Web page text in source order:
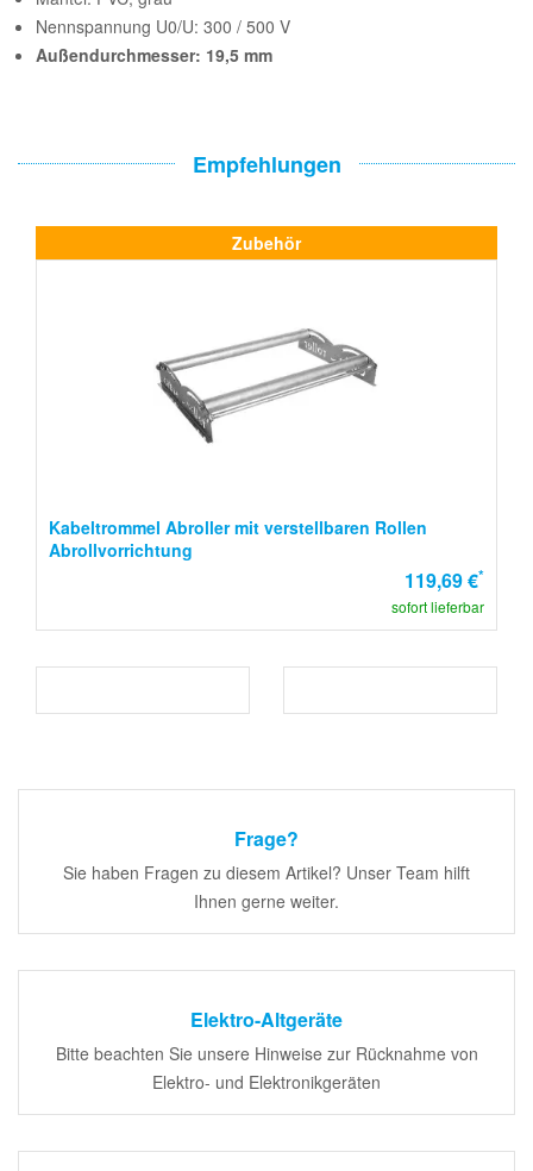
Nennspannung U0/U: 300 / 500 V
Außendurchmesser: 19,5 mm
Empfehlungen
Zubehör
Kabeltrommel Abroller mit verstellbaren Rollen
Abrollvorrichtung
119,69 €*
sofort lieferbar
Frage?
Sie haben Fragen zu diesem Artikel? Unser Team hilft
Ihnen gerne weiter.
Elektro-Altgeräte
Bitte beachten Sie unsere Hinweise zur Rücknahme von
Elektro- und Elektronikgeräten